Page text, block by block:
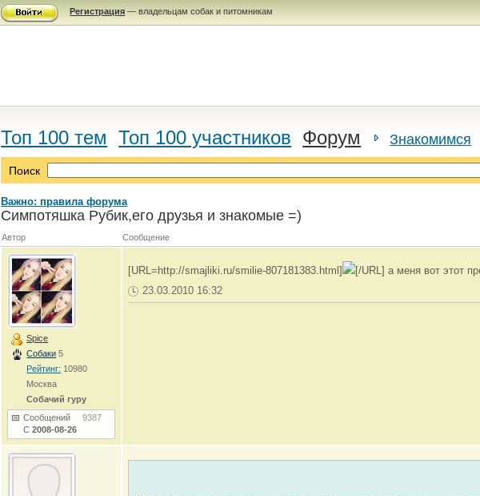
Регистрация — владельцам собак и питомникам
Топ 100 тем Топ 100 участников Форум Знакомимся
Поиск
Важно: правила форума
Симпотяшка Рубик,его друзья и знакомые =)
Автор Сообщение
Spice
Собаки 5
Рейтинг: 10980
Москва
Собачий гуру
Сообщений9387
С2008-08-26
[URL=http://smajliki.ru/smilie-807181383.html]
[/URL] а меня вот этот
23.03.2010 16:32